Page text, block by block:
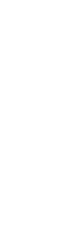
de héros, suite
une jeune femme
Hugo, un
ans, qui attend un
et Agathe